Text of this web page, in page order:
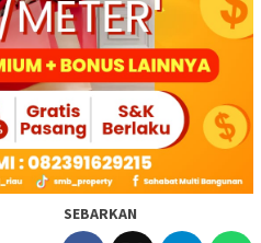
SEBARKAN